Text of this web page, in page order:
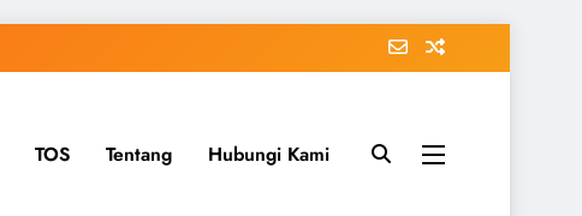
TOS Tentang Hubungi Kami